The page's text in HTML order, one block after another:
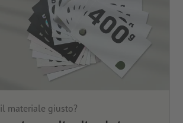
materiale giusto?